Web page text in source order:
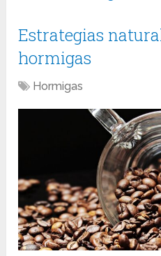
Estrategias
hormigas
Hormigas